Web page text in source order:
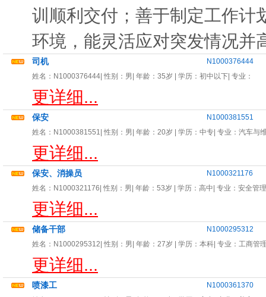
训顺利交付；善于制定工作计
环境，能灵活应对突发情况并
司机
N1000376444
姓名： N1000376444 | 性别： 男 | 年龄： 35岁 | 学历：初中以下| 专业：
更详细...
保安
N1000381551
姓名： N1000381551 | 性别： 男 | 年龄： 20岁 | 学历：中专| 专业： 汽车与
更详细...
保安、消操员
N1000321176
姓名： N1000321176 | 性别： 男 | 年龄： 53岁 | 学历：高中| 专业： 安全管理
更详细...
储备干部
N1000295312
姓名： N1000295312 | 性别： 男 | 年龄： 27岁 | 学历：本科| 专业： 工商管
更详细...
喷漆工
N1000361370